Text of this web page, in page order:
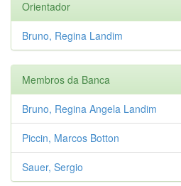
Orientador
Bruno, Regina Landim
Membros da Banca
Bruno, Regina Angela Landim
Piccin, Marcos Botton
Sauer, Sergio